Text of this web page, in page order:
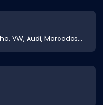
VW, Audi, Mercedes...